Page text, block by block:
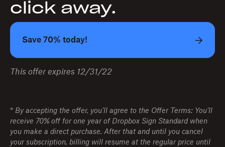
click away.
Save 70% today!
This offer expires 12/31/22
* By accepting the offer, you’ll agree to the Offer Terms: You’ll
receive 70% off for one year of Dropbox Sign Standard when
you make a direct purchase. After that and until you cancel
your subscription, billing will resume at the regular price until